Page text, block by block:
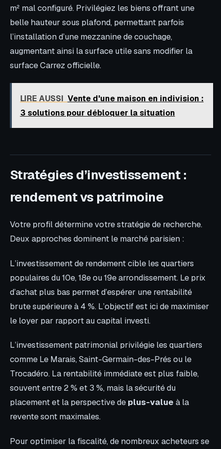
m² mal configuré. Privilégiez les biens offrant une
belle hauteur sous plafond, permettant parfois
l’installation d’une mezzanine de couchage,
augmentant ainsi la surface utile sans modifier la
surface Carrez officielle.
LIRE AUSSI Vente d'une maison en indivision :
3 solutions pour débloquer la situation
Stratégies d’investissement :
rendement vs patrimoine
Votre profil détermine votre stratégie de recherche.
Deux approches dominent le marché parisien :
L’investissement de rendement cible les quartiers
populaires du 10e, 18e ou 19e arrondissement. Le prix
d’achat plus bas permet d’espérer une rentabilité
brute supérieure à 4 %. L’objectif est ici de maximiser
le loyer par rapport au capital investi.
L’investissement patrimonial privilégie les quartiers
comme Le Marais, Saint-Germain-des-Prés ou le
Trocadéro. La rentabilité immédiate est plus faible,
souvent entre 2 % et 3 %, mais la sécurité du
placement et la perspective de plus-value à la
revente sont maximales.
Pour optimiser la fiscalité, de nombreux acheteurs se